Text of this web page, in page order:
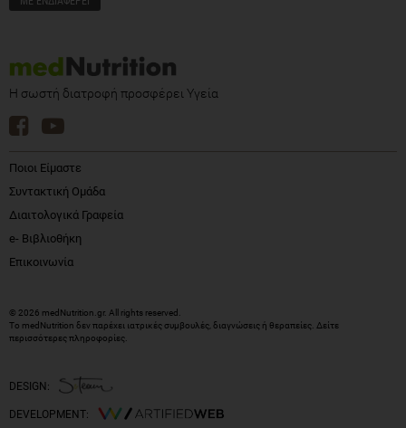
Η σωστή διατροφή προσφέρει Υγεία
Ποιοι Είμαστε
Συντακτική Ομάδα
Διαιτολογικά Γραφεία
e- Βιβλιοθήκη
Επικοινωνία
© 2026 medNutrition.gr. All rights reserved.
Το medNutrition δεν παρέχει ιατρικές συμβουλές, διαγνώσεις ή θεραπείες. Δείτε
περισσότερες πληροφορίες
DESIGN:
DEVELOPMENT: